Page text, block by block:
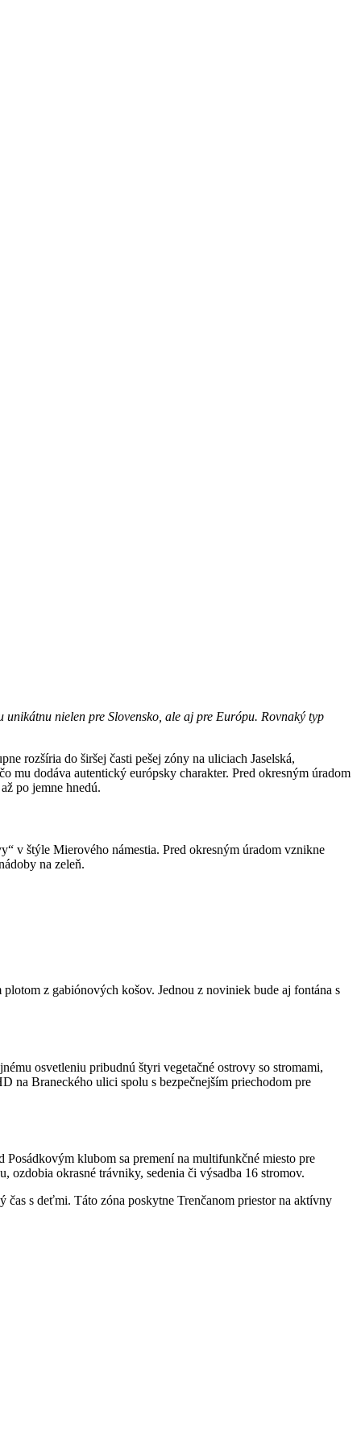
nielen pre Slovensko, ale aj pre Európu. Rovnaký typ
rozšíria do širšej časti pešej zóny na uliciach Jaselská,
mu dodáva autentický európsky charakter. Pred okresným úradom
po jemne hnedú.
v štýle Mierového námestia. Pred okresným úradom vznikne
na zeleň.
z gabiónových košov. Jednou z noviniek bude aj fontána s
osvetleniu pribudnú štyri vegetačné ostrovy so stromami,
na Braneckého ulici spolu s bezpečnejším priechodom pre
klubom sa premení na multifunkčné miesto pre
okrasné trávniky, sedenia či výsadba 16 stromov.
s deťmi. Táto zóna poskytne Trenčanom priestor na aktívny